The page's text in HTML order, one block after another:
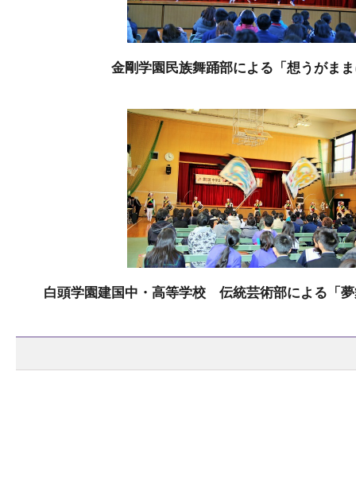
金剛学園民族舞踊部による「想うがま
白頭学園建国中・高等学校 伝統芸術部による「